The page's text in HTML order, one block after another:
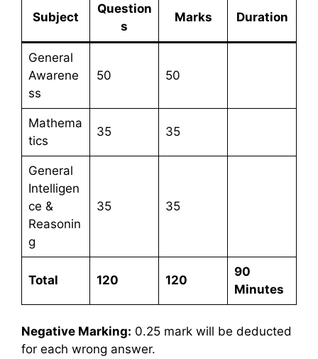
Subject
Question
s
Marks Duration
General
Awarene
ss
50 50
Mathema
tics
35 35
General
Intelligen
ce &
Reasonin
g
35 35
Total 120 120
90
Minutes
Negative Marking: 0.25 mark will be deducted
for each wrong answer.